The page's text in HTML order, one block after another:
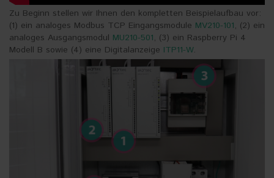
Zu Beginn stellen wir Ihnen den kompletten Beispielaufbau vor:
(1) ein analoges Modbus TCP Eingangsmodule MV210-101, (2) ein
analoges Ausgangsmodul MU210-501, (3) ein Raspberry Pi 4
Modell B sowie (4) eine Digitalanzeige ITP11-W.